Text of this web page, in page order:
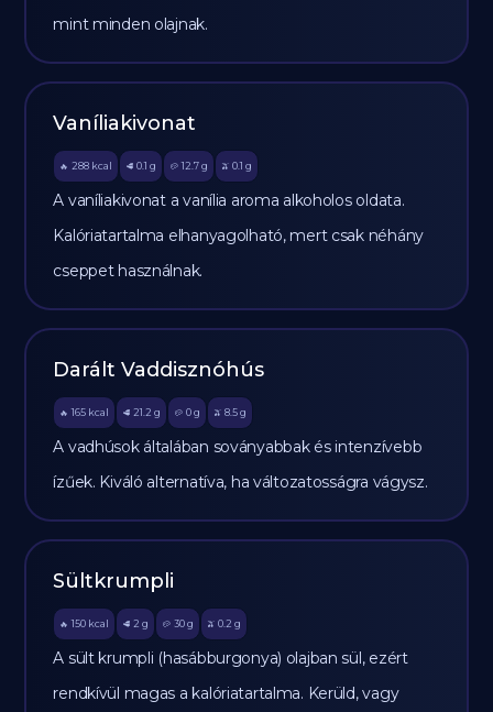
mint minden olajnak.
Vaníliakivonat
🔥 288 kcal 🥩 0.1 g 🥔 12.7g 🫒 0.1 g
A vaníliakivonat a vanília aroma alkoholos oldata.
Kalóriatartalma elhanyagolható, mert csak néhány
cseppet használnak.
Darált Vaddisznóhús
🔥 165 kcal 🥩 21.2 g 🥔 0g 🫒 8.5 g
A vadhúsok általában soványabbak és intenzívebb
ízűek. Kiváló alternatíva, ha változatosságra vágysz.
Sültkrumpli
🔥 150 kcal 🥩 2 g 🥔 30g 🫒 0.2 g
A sült krumpli (hasábburgonya) olajban sül, ezért
rendkívül magas a kalóriatartalma. Kerüld, vagy